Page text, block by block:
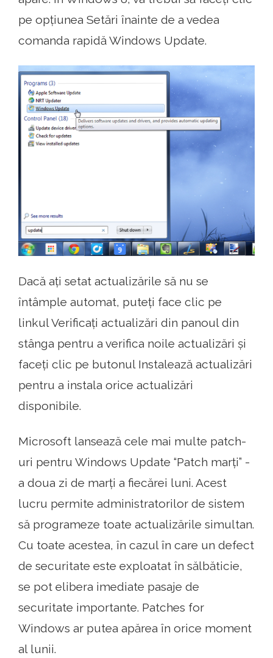
pe opțiunea Setări înainte de a vedea
comanda rapidă Windows Update.
Dacă ați setat actualizările să nu se
întâmple automat, puteți face clic pe
linkul Verificați actualizări din panoul din
stânga pentru a verifica noile actualizări și
faceți clic pe butonul Instalează actualizări
pentru a instala orice actualizări
disponibile.
Microsoft lansează cele mai multe patch-
uri pentru Windows Update “Patch marți” -
a doua zi de marți a fiecărei luni. Acest
lucru permite administratorilor de sistem
să programeze toate actualizările simultan.
Cu toate acestea, în cazul în care un defect
de securitate este exploatat în sălbăticie,
se pot elibera imediate pasaje de
securitate importante. Patches for
Windows ar putea apărea în orice moment
al lunii.